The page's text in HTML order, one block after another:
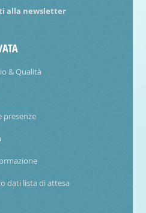
alla newsletter
& Qualità
presenze
dati lista di attesa